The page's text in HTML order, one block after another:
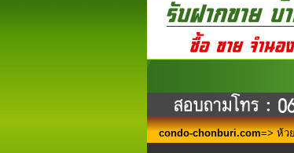
condo-chonburi.com=> ห้ว